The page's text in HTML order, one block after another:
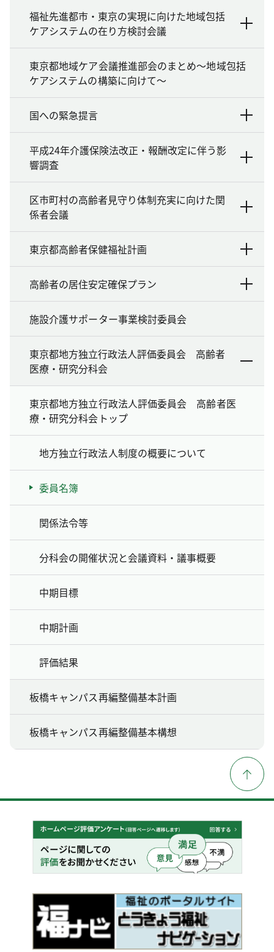
福祉先進都市・東京の実現に向けた地域包括
ケアシステムの在り方検討会議
東京都地域ケア会議推進部会のまとめ～地域包括
ケアシステムの構築に向けて～
国への緊急提言
平成24年介護保険法改正・報酬改定に伴う影
響調査
区市町村の高齢者見守り体制充実に向けた関
係者会議
東京都高齢者保健福祉計画
高齢者の居住安定確保プラン
施設介護サポーター事業検討委員会
東京都地方独立行政法人評価委員会 高齢者
医療・研究分科会
東京都地方独立行政法人評価委員会 高齢者医
療・研究分科会トップ
地方独立行政法人制度の概要について
委員名簿
関係法令等
分科会の開催状況と会議資料・議事概要
中期目標
中期計画
評価結果
板橋キャンパス再編整備基本計画
板橋キャンパス再編整備基本構想